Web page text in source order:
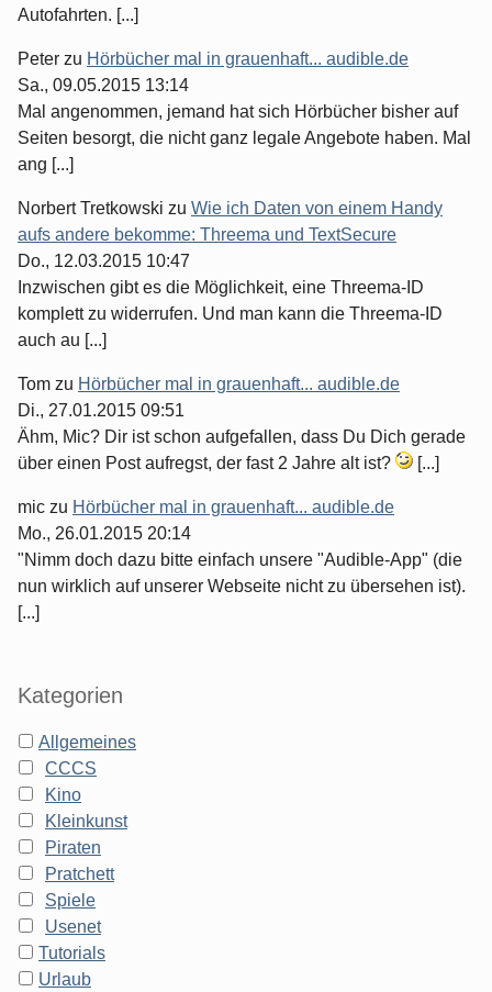
Autofahrten. [...]
Peter zu Hörbücher mal in grauenhaft... audible.de
Sa., 09.05.2015 13:14
Mal angenommen, jemand hat sich Hörbücher bisher auf
Seiten besorgt, die nicht ganz legale Angebote haben. Mal
ang [...]
Norbert Tretkowski zu Wie ich Daten von einem Handy
aufs andere bekomme: Threema und TextSecure
Do., 12.03.2015 10:47
Inzwischen gibt es die Möglichkeit, eine Threema-ID
komplett zu widerrufen. Und man kann die Threema-ID
auch au [...]
Tom zu Hörbücher mal in grauenhaft... audible.de
Di., 27.01.2015 09:51
Ähm, Mic? Dir ist schon aufgefallen, dass Du Dich gerade
über einen Post aufregst, der fast 2 Jahre alt ist?
[...]
mic zu Hörbücher mal in grauenhaft... audible.de
Mo., 26.01.2015 20:14
"Nimm doch dazu bitte einfach unsere "Audible-App" (die
nun wirklich auf unserer Webseite nicht zu übersehen ist).
[...]
Kategorien
Allgemeines
CCCS
Kino
Kleinkunst
Piraten
Pratchett
Spiele
Usenet
Tutorials
Urlaub